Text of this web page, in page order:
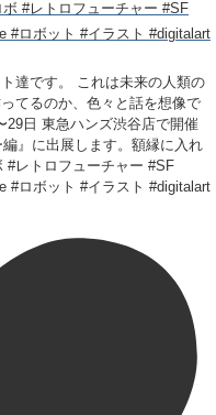
達です。 これは未来の人類の
てるのか、色々と話を想像で
29日 東急ハンズ渋谷店で開催
』に出展します。額縁に入れ
#レトロフューチャー #SF
#ロボット #イラスト #digitalart